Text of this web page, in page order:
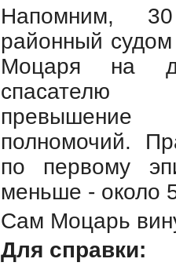
Напомним,
районный
Моцаря на
спасателю
полномочий.
по первому
меньше - около
Сам Моцарь
Для справки: